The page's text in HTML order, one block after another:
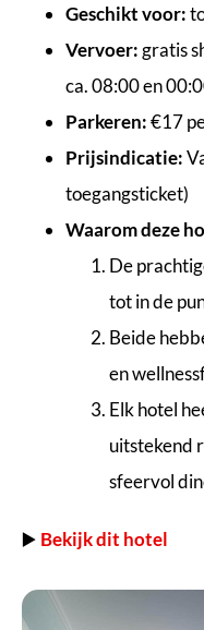
Geschikt voor:
Vervoer: gratis
ca. 08:00 en
Parkeren:€17
Prijsindicatie:
toegangsticket)
Waarom deze
De
tot in de
Beide
en
Elk hotel
uitstekend
sfeervol
▶️ Bekijk dit hotel